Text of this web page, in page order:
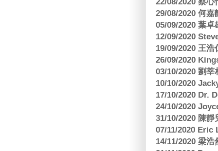
29/08/2020 何
05/09/2020 葉
12/09/2020
19/09/2020 王
26/09/2020
03/10/2020 劉
10/10/2020
17/10/2020 Dr.
24/10/2020
31/10/2020 陳
07/11/2020 Eric
14/11/2020 梁